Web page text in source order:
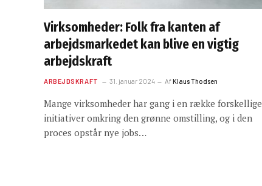
Virksomheder: Folk fra kanten af
arbejdsmarkedet kan blive en vigtig
arbejdskraft
ARBEJDSKRAFT 31. januar 2024 AfKlaus Thodsen
Mange virksomheder har gang i en række forskellige
initiativer omkring den grønne omstilling, og i den
proces opstår nye jobs…